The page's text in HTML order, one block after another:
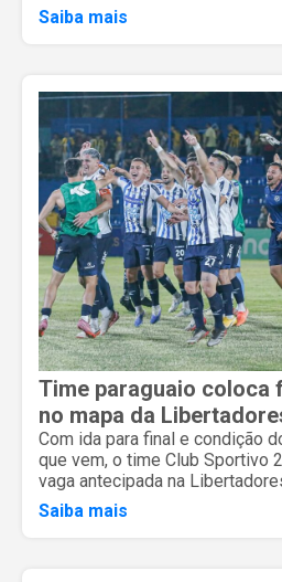
Saiba mais
Time paraguaio coloca
no mapa da
Com ida para final e condição
que vem, o time Club Sportivo
vaga antecipada na
Saiba mais